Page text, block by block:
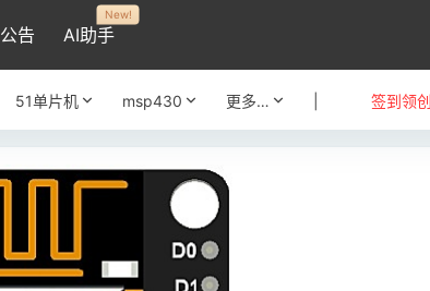
公告 AI助手
New!
51单片机 msp430 更多… 签到领